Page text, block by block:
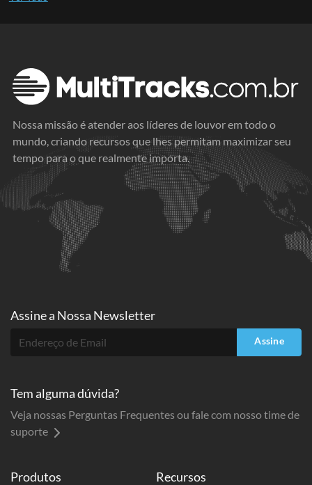
Nossa missão é atender aos líderes de louvor em todo o
mundo, criando recursos que lhes permitam maximizar seu
tempo para o que realmente importa.
Produtos Recursos
Assine a Nossa Newsletter
Assine
Tem alguma dúvida?
Veja nossas Perguntas Frequentes ou fale com nosso time de
suporte